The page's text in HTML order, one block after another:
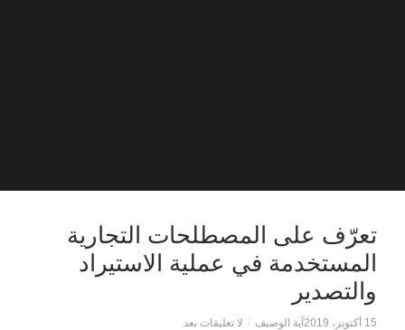
تعرّف على المصطلحات التجارية
المستخدمة في عملية الاستيراد
والتصدير
15 أكتوبر، 2019 آية الوصيف / لا تعليقات بعد